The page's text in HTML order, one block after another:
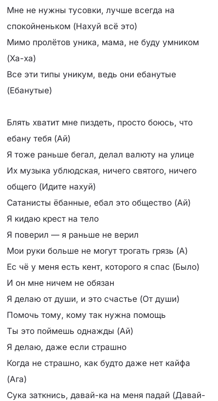
Мне не нужны тусовки, лучше всегда на
спокойненьком (Нахуй всё это)
Мимо пролётов уника, мама, не буду умником
(Ха-ха)
Все эти типы уникум, ведь они ебанутые
(Ебанутые)
Блять хватит мне пиздеть, просто боюсь, что
ебану тебя (Ай)
Я тоже раньше бегал, делал валюту на улице
Их музыка ублюдская, ничего святого, ничего
общего (Идите нахуй)
Сатанисты ёбанные, ебал это общество (Ай)
Я кидаю крест на тело
Я поверил — я раньше не верил
Мои руки больше не могут трогать грязь (А)
Ес чё у меня есть кент, которого я спас (Было)
И он мне ничем не обязан
Я делаю от души, и это счастье (От души)
Помочь тому, кому так нужна помощь
Ты это поймешь однажды (Ай)
Я делаю, даже если страшно
Когда не страшно, как будто даже нет кайфа
(Ага)
Сука заткнись, давай-ка на меня падай (Давай-